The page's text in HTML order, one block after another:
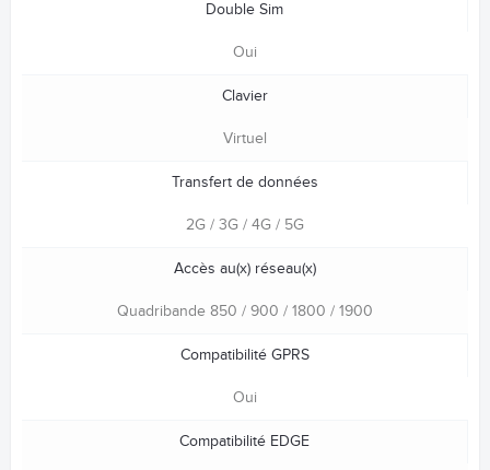
Double Sim
Oui
Clavier
Virtuel
Transfert de données
2G / 3G / 4G / 5G
Accès au(x) réseau(x)
Quadribande 850 / 900 / 1800 / 1900
Compatibilité GPRS
Oui
Compatibilité EDGE